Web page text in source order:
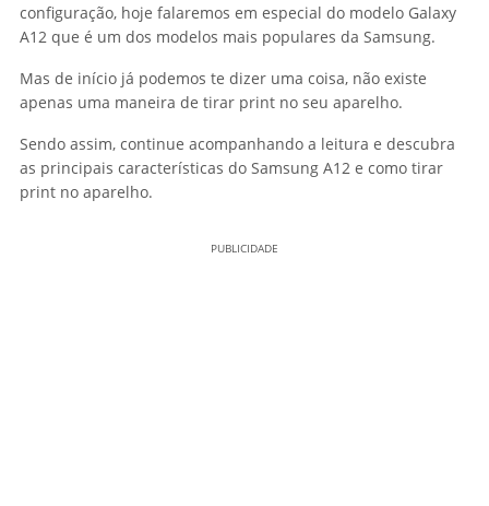
configuração, hoje falaremos em especial do modelo Galaxy
A12 que é um dos modelos mais populares da Samsung.
Mas de início já podemos te dizer uma coisa, não existe
apenas uma maneira de tirar print no seu aparelho.
Sendo assim, continue acompanhando a leitura e descubra
as principais características do Samsung A12 e como tirar
print no aparelho.
PUBLICIDADE